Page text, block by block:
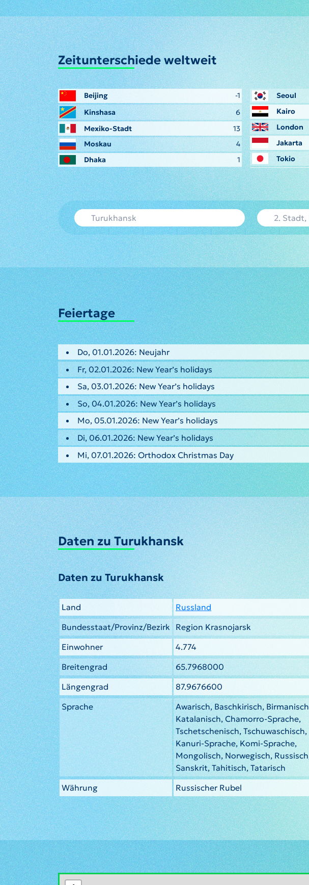
Zeitunterschiede weltweit
Beijing
-1
Kinshasa
6
Mexiko-Stadt
13
Moskau
4
Dhaka
1
Seoul
Kairo
London
Jakarta
Tokio
Feiertage
Do, 01.01.2026: Neujahr
Fr, 02.01.2026: New Year’s holidays
Sa, 03.01.2026: New Year’s holidays
So, 04.01.2026: New Year’s holidays
Mo, 05.01.2026: New Year’s holidays
Di, 06.01.2026: New Year’s holidays
Mi, 07.01.2026: Orthodox Christmas Day
Daten zu Turukhansk
Daten zu Turukhansk
Land
Russland
Bundesstaat/Provinz/Bezirk Region Krasnojarsk
Einwohner
4.774
Breitengrad
65.7968000
Längengrad
87.9676600
Sprache
Awarisch, Baschkirisch,
Katalanisch, Chamorro-Sprache,
Tschetschenisch, Tschuwaschisch,
Kanuri-Sprache, Komi-Sprache,
Mongolisch, Norwegisch,
Sanskrit, Tahitisch, Tatarisch
Währung
Russischer Rubel